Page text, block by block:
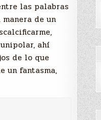
las palabras
de un
ahí
de lo que
un fantasma,